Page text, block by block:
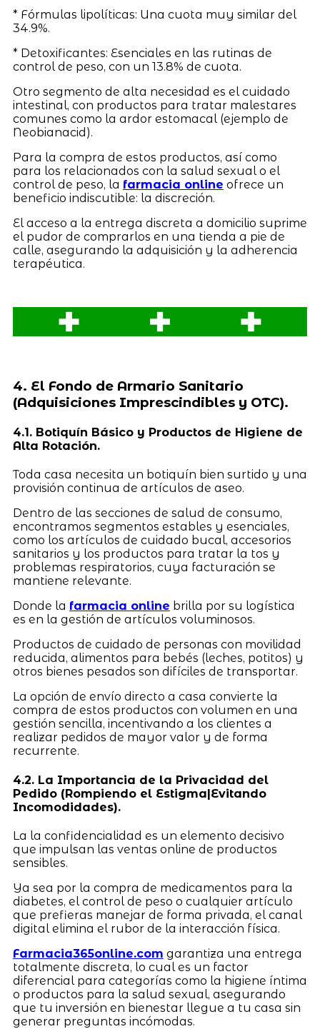
* Fórmulas lipolíticas: Una cuota muy similar del
34.9%.
* Detoxificantes: Esenciales en las rutinas de
control de peso, con un 13.8% de cuota.
Otro segmento de alta necesidad es el cuidado
intestinal, con productos para tratar malestares
comunes como la ardor estomacal (ejemplo de
Neobianacid).
Para la compra de estos productos, así como
para los relacionados con la salud sexual o el
control de peso, la farmacia online ofrece un
beneficio indiscutible: la discreción.
El acceso a la entrega discreta a domicilio suprime
el pudor de comprarlos en una tienda a pie de
calle, asegurando la adquisición y la adherencia
terapéutica.
4. El Fondo de Armario Sanitario
(Adquisiciones Imprescindibles y OTC).
4.1. Botiquín Básico y Productos de Higiene de
Alta Rotación.
Toda casa necesita un botiquín bien surtido y una
provisión continua de artículos de aseo.
Dentro de las secciones de salud de consumo,
encontramos segmentos estables y esenciales,
como los artículos de cuidado bucal, accesorios
sanitarios y los productos para tratar la tos y
problemas respiratorios, cuya facturación se
mantiene relevante.
Donde la farmacia online brilla por su logística
es en la gestión de artículos voluminosos.
Productos de cuidado de personas con movilidad
reducida, alimentos para bebés (leches, potitos) y
otros bienes pesados son difíciles de transportar.
La opción de envío directo a casa convierte la
compra de estos productos con volumen en una
gestión sencilla, incentivando a los clientes a
realizar pedidos de mayor valor y de forma
recurrente.
4.2. La Importancia de la Privacidad del
Pedido (Rompiendo el Estigma|Evitando
Incomodidades).
La la confidencialidad es un elemento decisivo
que impulsan las ventas online de productos
sensibles.
Ya sea por la compra de medicamentos para la
diabetes, el control de peso o cualquier artículo
que prefieras manejar de forma privada, el canal
digital elimina el rubor de la interacción física.
Farmacia365online.com garantiza una entrega
totalmente discreta, lo cual es un factor
diferencial para categorías como la higiene íntima
o productos para la salud sexual, asegurando
que tu inversión en bienestar llegue a tu casa sin
generar preguntas incómodas.